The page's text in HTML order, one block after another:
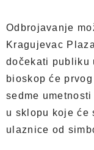
Odbrojavanje
Kragujevac
dočekati publiku
bioskop će
sedme
u sklopu koje će
ulaznice od